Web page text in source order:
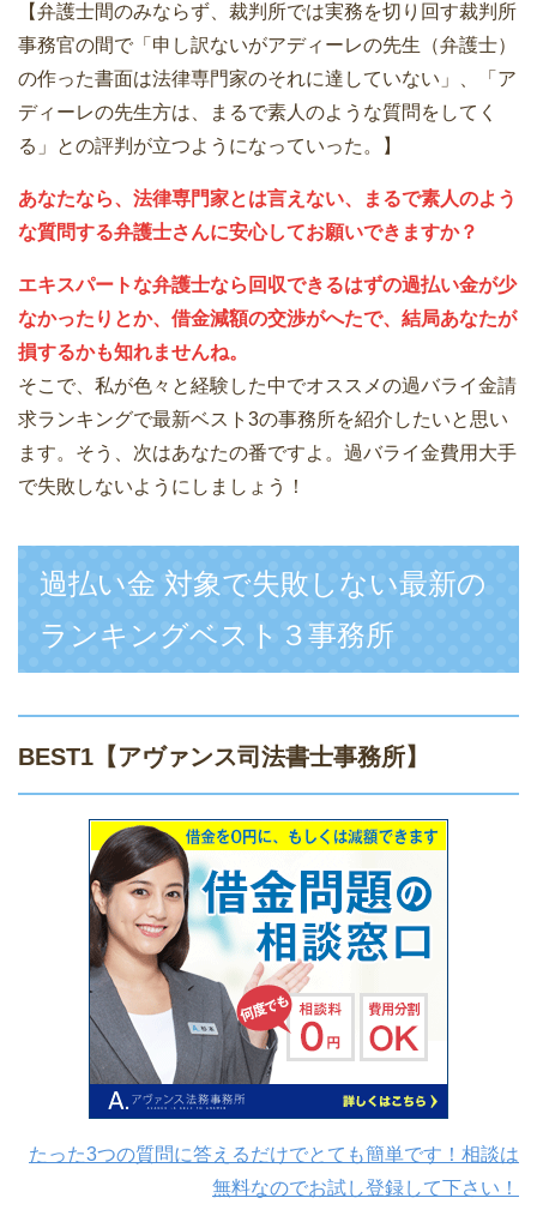
【弁護士間のみならず、裁判所では実務を切り回す裁判所
事務官の間で「申し訳ないがアディーレの先生（弁護士）
の作った書面は法律専門家のそれに達していない」、「ア
ディーレの先生方は、まるで素人のような質問をしてく
る」との評判が立つようになっていった。】
あなたなら、法律専門家とは言えない、まるで素人のよう
な質問する弁護士さんに安心してお願いできますか？
エキスパートな弁護士なら回収できるはずの過払い金が少
なかったりとか、借金減額の交渉がへたで、結局あなたが
損するかも知れませんね。
そこで、私が色々と経験した中でオススメの過バライ金請
求ランキングで最新ベスト3の事務所を紹介したいと思い
ます。そう、次はあなたの番ですよ。過バライ金費用大手
で失敗しないようにしましょう！
過払い金 対象で失敗しない最新の
ランキングベスト３事務所
BEST1 【アヴァンス司法書士事務所】
たった3つの質問に答えるだけでとても簡単です！相談は
無料なのでお試し登録して下さい！